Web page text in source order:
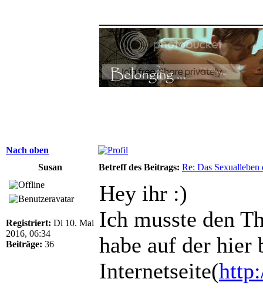
Nach oben
Susan
Betreff des Beitrags: Re: Das
Registriert: Di 10. Mai
2016, 06:34
Beiträge: 36
Hey ihr :)
Ich musste den
habe auf der hier
Internetseite(